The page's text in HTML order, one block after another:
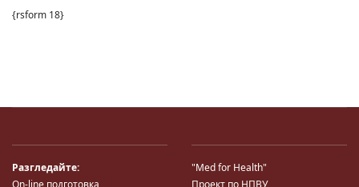
{rsform 18}
Разгледайте:
On-line подготовка
"Med for Health"
Проект по НПВУ